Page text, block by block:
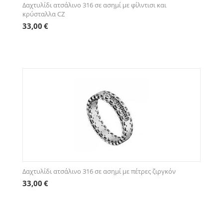
Δαχτυλίδι ατσάλινο 316 σε ασημί με φίλντισι και
κρύσταλλα CZ
33,00 €
Δαχτυλίδι ατσάλινο 316 σε ασημί με πέτρες ζιργκόν
33,00 €